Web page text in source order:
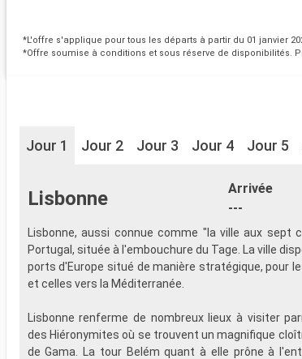
*L'offre s'applique pour tous les départs à partir du 01 janvier
*Offre soumise à conditions et sous réserve de disponibilités.
Jour 1 Jour 2 Jour 3 Jour 4 Jour 5
Lisbonne
Arrivée
---
Lisbonne, aussi connue comme "la ville aux sept
Portugal, située à l'embouchure du Tage. La ville
ports d'Europe situé de manière stratégique, pour
et celles vers la Méditerranée.
Lisbonne renferme de nombreux lieux à visiter
des Hiéronymites où se trouvent un magnifique
de Gama. La tour Belém quant à elle prône à